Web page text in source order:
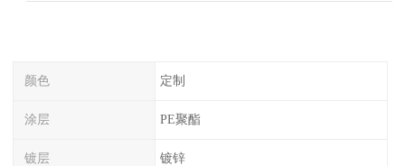
颜色 定制
涂层 PE聚酯
镀层 镀锌